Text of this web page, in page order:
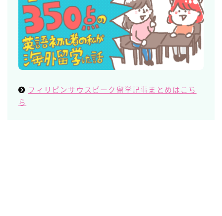
フィリピンサウスピーク留学記事まとめはこち
ら